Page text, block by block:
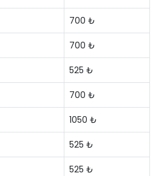
700 ₺
700 ₺
525 ₺
700 ₺
1050 ₺
525 ₺
525 ₺